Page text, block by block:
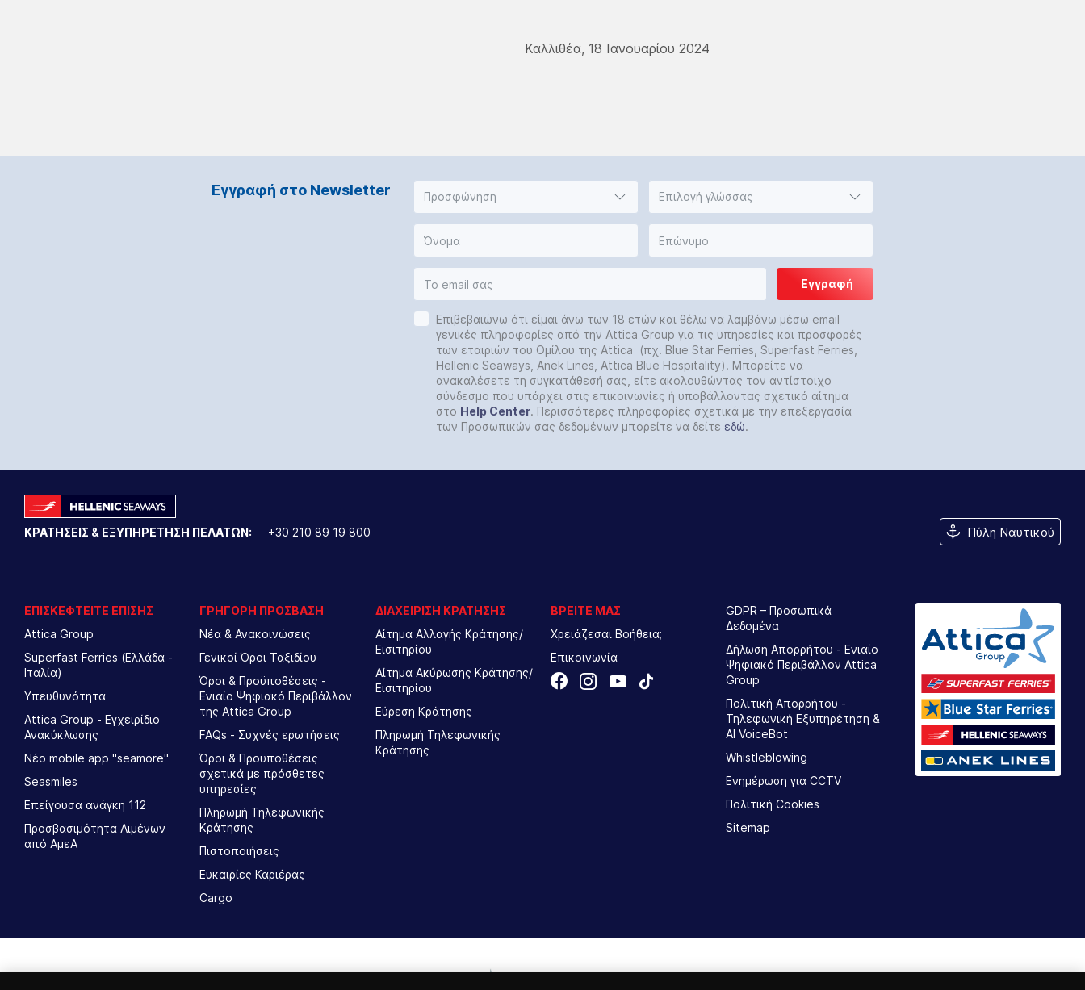
Καλλιθέα, 18 Ιανουαρίου 2024
Εγγραφή στο Νewsletter Προσφώνηση Επιλογή γλώσσας
Εγγραφή
Επιβεβαιώνω ότι είμαι άνω των 18 ετών και θέλω να λαμβάνω μέσω email
γενικές πληροφορίες από την Attica Group για τις υπηρεσίες και προσφορές
των εταιριών του Ομίλου της Attica (πχ. Blue Star Ferries, Superfast Ferries,
Hellenic Seaways, Anek Lines, Attica Blue Hospitality). Μπορείτε να
ανακαλέσετε τη συγκατάθεσή σας, είτε ακολουθώντας τον αντίστοιχο
σύνδεσμο που υπάρχει στις επικοινωνίες ή υποβάλλοντας σχετικό αίτημα
στο Help Center. Περισσότερες πληροφορίες σχετικά με την επεξεργασία
των Προσωπικών σας δεδομένων μπορείτε να δείτε εδώ.
ΚΡΑΤΗΣΕΙΣ & ΕΞΥΠΗΡΕΤΗΣΗ ΠΕΛΑΤΩΝ: +30 210 89 19 800 Πύλη Ναυτικού
ΕΠΙΣΚΕΦΤΕΙΤΕ ΕΠΙΣΗΣ
Attica Group
Superfast Ferries (Ελλάδα -
Ιταλία)
Υπευθυνότητα
Attica Group - Εγχειρίδιο
Ανακύκλωσης
Νέο mobile app "seamore"
Seasmiles
Επείγουσα ανάγκη 112
Προσβασιμότητα Λιμένων
από ΑμεΑ
ΓΡΗΓΟΡΗ ΠΡΟΣΒΑΣΗ
Νέα & Ανακοινώσεις
Γενικοί Όροι Ταξιδίου
Όροι & Προϋποθέσεις -
Ενιαίο Ψηφιακό Περιβάλλον
της Attica Group
FAQs - Συχνές ερωτήσεις
Όροι & Προϋποθέσεις
σχετικά με πρόσθετες
υπηρεσίες
Πληρωμή Τηλεφωνικής
Κράτησης
Πιστοποιήσεις
Ευκαιρίες Καριέρας
Cargo
ΔΙΑΧΕΙΡΙΣΗ ΚΡΑΤΗΣΗΣ
Αίτημα Αλλαγής Κράτησης/
Εισιτηρίου
Αίτημα Ακύρωσης Κράτησης/
Εισιτηρίου
Εύρεση Κράτησης
Πληρωμή Τηλεφωνικής
Κράτησης
ΒΡΕΙΤΕ ΜΑΣ
Χρειάζεσαι Βοήθεια;
Επικοινωνία
GDPR – Προσωπικά
Δεδομένα
Δήλωση Απορρήτου - Ενιαίο
Ψηφιακό Περιβάλλον Attica
Group
Πολιτική Απορρήτου -
Τηλεφωνική Εξυπηρέτηση &
AI VoiceBot
Whistleblowing
Ενημέρωση για CCTV
Πολιτική Cookies
Sitemap